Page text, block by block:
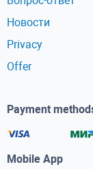
Новости
Privacy
Offer
Payment
Mobile App